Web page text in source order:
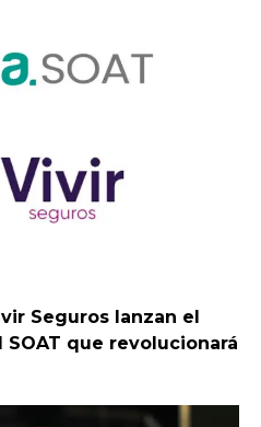
Seguros lanzan el
SOAT que revolucionará